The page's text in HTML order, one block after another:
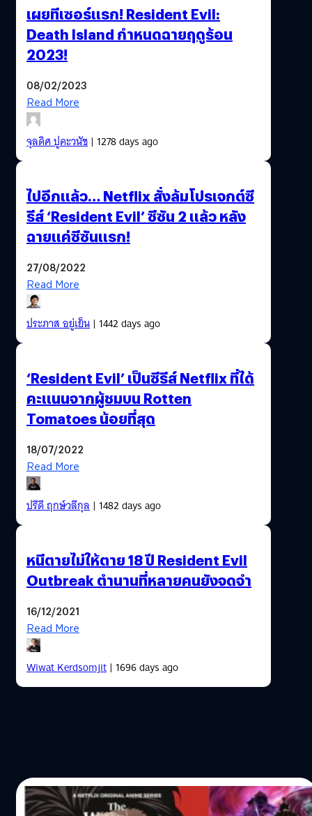
เผยทีเซอร์แรก! Resident Evil:
Death Island กำหนดฉายฤดูร้อน
2023!
08/02/2023
Read More
จุลดิศ ปูคะวนัช| 1278 days ago
ไปอีกแล้ว… Netflix สั่งล้มโปรเจกต์ซี
รีส์ ‘Resident Evil’ ซีซัน 2 แล้ว หลัง
ฉายแค่ซีซันแรก!
27/08/2022
Read More
ประภาส อยู่เย็น| 1442 days ago
‘Resident Evil’ เป็นซีรีส์ Netflix ที่ได้
คะแนนจากผู้ชมบน Rotten
Tomatoes น้อยที่สุด
18/07/2022
Read More
ปรีดี ฤกษ์วลีกุล| 1482 days ago
หนีตายไม่ให้ตาย 18 ปี Resident Evil
Outbreak ตำนานที่หลายคนยังจดจำ
16/12/2021
Read More
Wiwat Kerdsomjit| 1696 days ago
27/03/2021